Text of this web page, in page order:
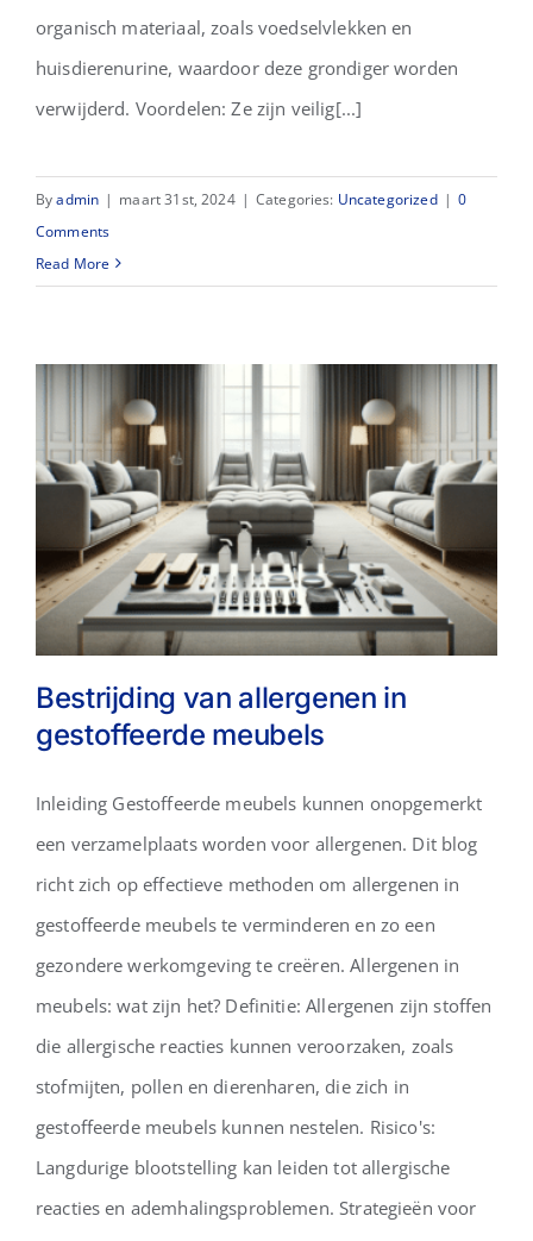
organisch materiaal, zoals voedselvlekken en
huisdierenurine, waardoor deze grondiger worden
verwijderd. Voordelen: Ze zijn veilig[...]
Byadmin | maart 31st, 2024 | Categories: Uncategorized | 0
Comments
Read More
Bestrijding van allergenen in
gestoffeerde meubels
Bestrijding van allergenen in
gestoffeerde meubels
Inleiding Gestoffeerde meubels kunnen onopgemerkt
een verzamelplaats worden voor allergenen. Dit blog
richt zich op effectieve methoden om allergenen in
gestoffeerde meubels te verminderen en zo een
gezondere werkomgeving te creëren. Allergenen in
meubels: wat zijn het? Definitie: Allergenen zijn stoffen
die allergische reacties kunnen veroorzaken, zoals
stofmijten, pollen en dierenharen, die zich in
gestoffeerde meubels kunnen nestelen. Risico's:
Langdurige blootstelling kan leiden tot allergische
reacties en ademhalingsproblemen. Strategieën voor